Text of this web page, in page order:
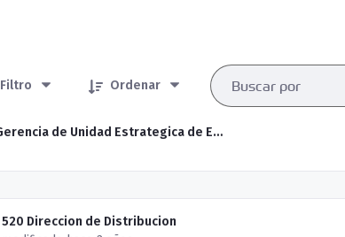
Filtro
Ordenar
500 Gerencia de Unidad Estrategica de Energia
520 Direccion de Distribucion